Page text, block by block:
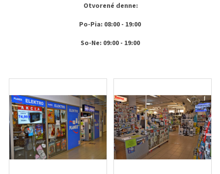
Otvorené denne:
Po-Pia: 08:00 - 19:00
So-Ne: 09:00 - 19:00